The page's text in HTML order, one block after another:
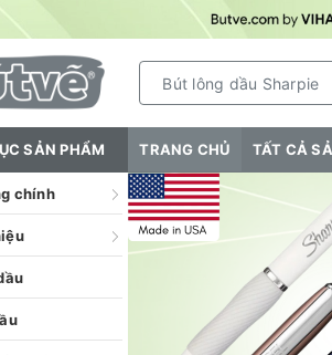
SẢN PHẨM
chính
TRANG CHỦ TẤT CẢ